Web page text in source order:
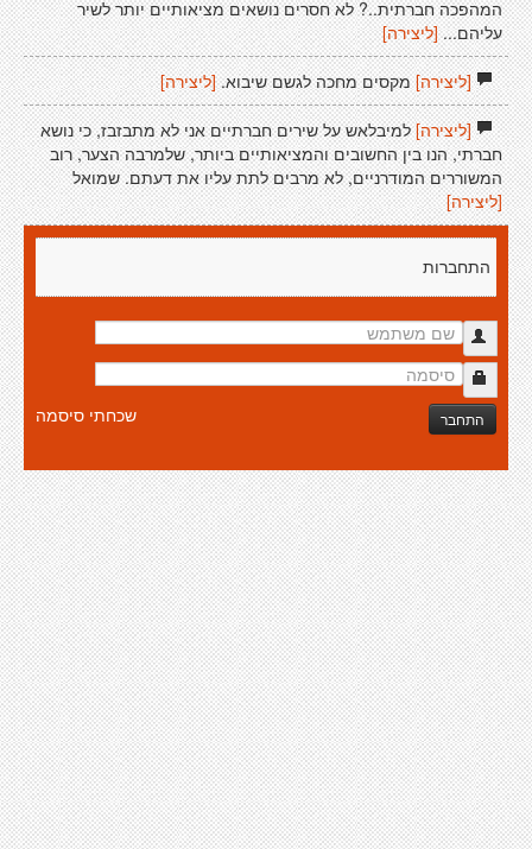
המהפכה חברתית..? לא חסרים נושאים מציאותיים יותר לשיר
עליהם...[ליצירה]
[ליצירה]מקסים מחכה לגשם שיבוא. [ליצירה]
[ליצירה]למיבלאש על שירים חברתיים אני לא מתבזבז, כי נושא
חברתי, הנו בין החשובים והמציאותיים ביותר, שלמרבה הצער, רוב
המשוררים המודרניים, לא מרבים לתת עליו את דעתם. שמואל
[ליצירה]
התחברות
התחבר שכחתי סיסמה